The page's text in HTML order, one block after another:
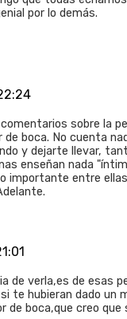
por lo demás.
sobre la
boca. No cuenta
y dejarte llevar,
enseñan nada
importante entre
de verla,es de esas
te hubieran dado un
de boca,que creo que